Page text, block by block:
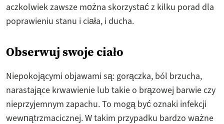
aczkolwiek zawsze można skorzystać z kilku porad dla
poprawieniu stanu i ciała, i ducha.
Obserwuj swoje ciało
Niepokojącymi objawami są: gorączka, ból brzucha,
narastające krwawienie lub takie o brązowej barwie czy
nieprzyjemnym zapachu. To mogą być oznaki infekcji
wewnątrzmacicznej. W takim przypadku bardzo ważne